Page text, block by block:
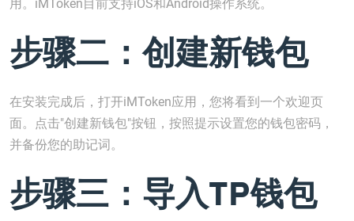
用。iMToken目前支持iOS和Android操作系统。
步骤二：创建新钱包
在安装完成后，打开iMToken应用，您将看到一个欢迎页
面。点击"创建新钱包"按钮，按照提示设置您的钱包密码，
并备份您的助记词。
步骤三：导入TP钱包